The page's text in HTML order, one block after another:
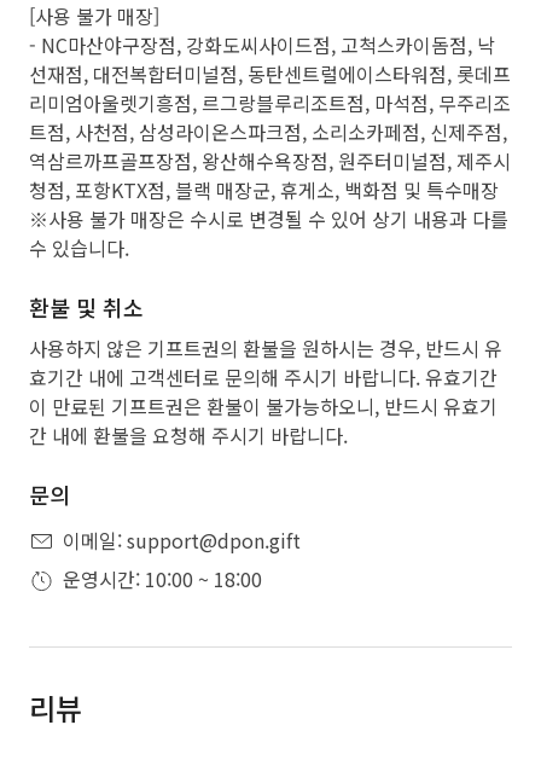
[사용 불가 매장]
- NC마산야구장점, 강화도씨사이드점, 고척스카이돔점, 낙
선재점, 대전복합터미널점, 동탄센트럴에이스타워점, 롯데프
리미엄아울렛기흥점, 르그랑블루리조트점, 마석점, 무주리조
트점, 사천점, 삼성라이온스파크점, 소리소카페점, 신제주점,
역삼르까프골프장점, 왕산해수욕장점, 원주터미널점, 제주시
청점, 포항KTX점, 블랙 매장군, 휴게소, 백화점 및 특수매장
※사용 불가 매장은 수시로 변경될 수 있어 상기 내용과 다를
수 있습니다.
환불 및 취소
사용하지 않은 기프트권의 환불을 원하시는 경우, 반드시 유
효기간 내에 고객센터로 문의해 주시기 바랍니다. 유효기간
이 만료된 기프트권은 환불이 불가능하오니, 반드시 유효기
간 내에 환불을 요청해 주시기 바랍니다.
문의
이메일: support@dpon.gift
운영시간: 10:00 ~ 18:00
리뷰